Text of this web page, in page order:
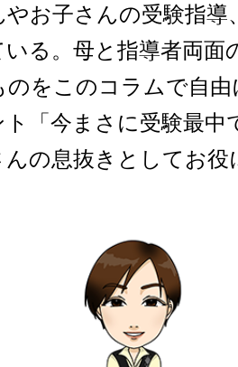
お子さんの受験指導
いる。母と指導者両面
のをこのコラムで自
「今まさに受験最中
んの息抜きとしてお役